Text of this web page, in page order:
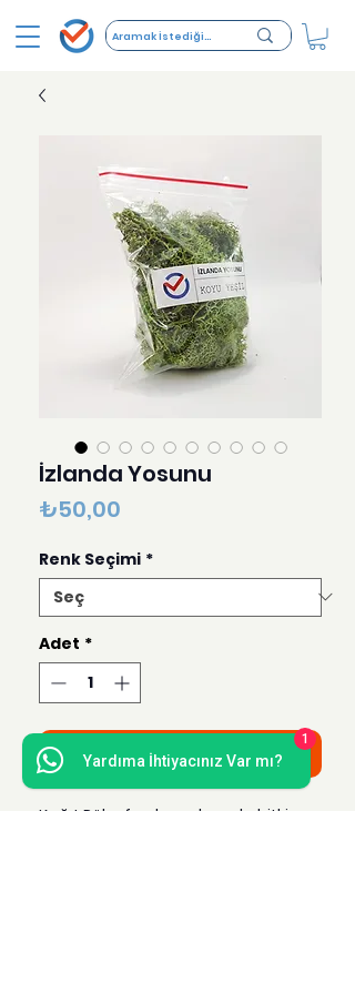
İzlanda Yosunu
₺50,00
Renk Seçimi *
Adet *
Sepete Ekle
Kağıt Rölyef çalışmalarında bitki
Yardıma İhtiyacınız Var mı?
1